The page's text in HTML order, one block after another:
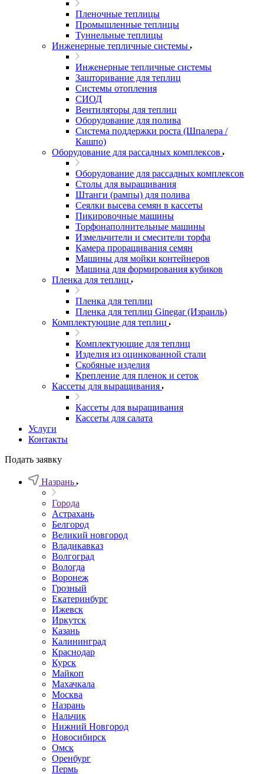
Пленочные теплицы
Промышленные теплицы
Туннельные теплицы
Инженерные тепличные системы
Инженерные тепличные системы
Зашторивание для теплиц
Системы отопления
СИОД
Вентиляторы для теплиц
Оборудование для полива
Система поддержки роста (Шпалера /
Кашпо)
Оборудование для рассадных комплексов
Оборудование для рассадных комплексов
Столы для выращивания
Штанги (рампы) для полива
Сеялки высева семян в кассеты
Пикировочные машины
Торфонаполнительные машины
Измельчители и смесители торфа
Камера проращивания семян
Машины для мойки контейнеров
Машина для формирования кубиков
Пленка для теплиц
Пленка для теплиц
Пленка для теплиц Ginegar (Израиль)
Комплектующие для теплиц
Комплектующие для теплиц
Изделия из оцинкованной стали
Скобяные изделия
Крепление для пленок и сеток
Кассеты для выращивания
Кассеты для выращивания
Кассеты для салата
Услуги
Контакты
Подать заявку
Назрань
Города
Астрахань
Белгород
Великий новгород
Владикавказ
Волгоград
Вологда
Воронеж
Грозный
Екатеринбург
Ижевск
Иркутск
Казань
Калининград
Краснодар
Курск
Майкоп
Махачкала
Москва
Назрань
Нальчик
Нижний Новгород
Новосибирск
Омск
Оренбург
Пермь